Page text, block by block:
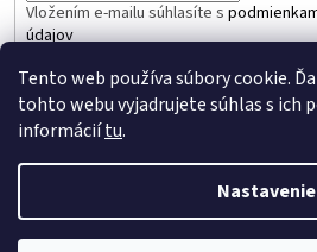
Tento web používa súbory cookie.
tohto webu vyjadrujete súhlas s ich
informáciítu.
Nastavenie
Vložením e-mailu súhlasíte s
údajov
PRIHLÁSIŤ SA
Vytvoril